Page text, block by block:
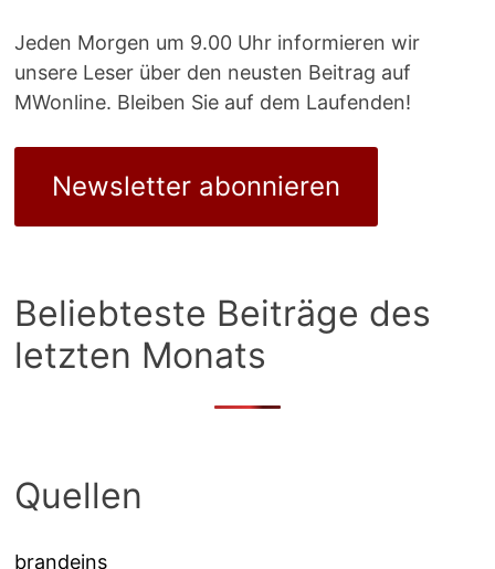
Jeden Morgen um 9.00 Uhr informieren wir
unsere Leser über den neusten Beitrag auf
MWonline. Bleiben Sie auf dem Laufenden!
Newsletter abonnieren
Beliebteste Beiträge des
letzten Monats
Quellen
brandeins